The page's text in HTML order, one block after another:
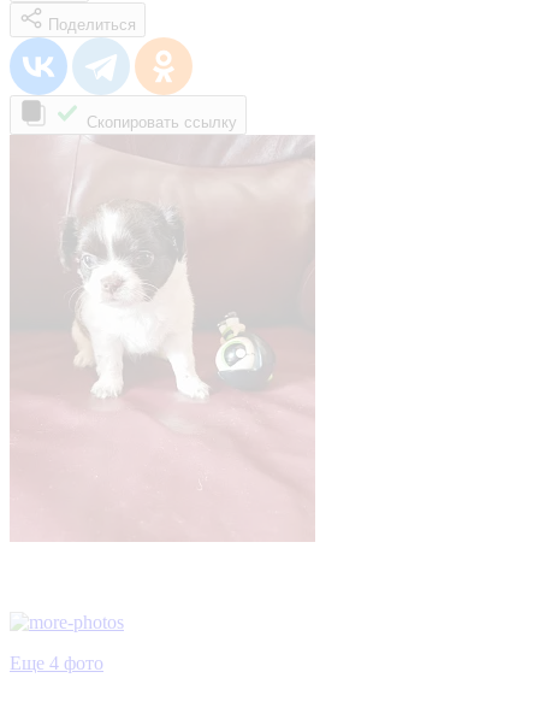
Поделиться
Скопировать ссылку
Еще 4 фото